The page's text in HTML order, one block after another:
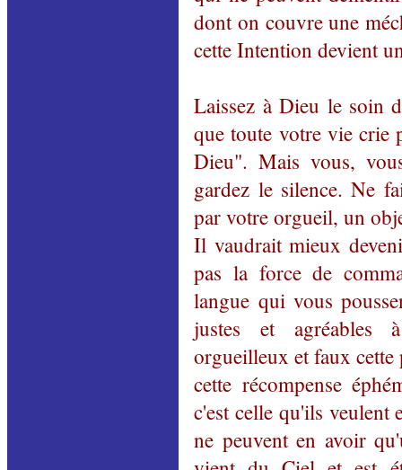
dont on couvre une
cette Intention devient
Laissez à Dieu le soin
que toute votre vie
Dieu". Mais vous,
gardez le silence. Ne
par votre orgueil, un
Il vaudrait mieux
pas la force de
langue qui vous
justes et agréables
orgueilleux et faux
cette récompense
c'est celle qu'ils veulent
ne peuvent en avoir